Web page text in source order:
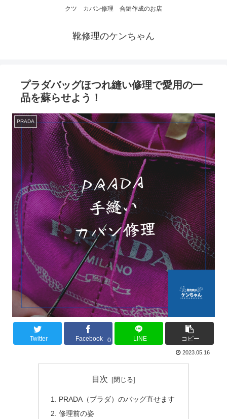
クツ カバン修理 合鍵作成のお店
靴修理のケンちゃん
プラダバッグほつれ縫い修理で愛用の一
品を蘇らせよう！
PRADA
Twitter Facebook 0 LINE コピー
2023.05.16
目次
PRADA（プラダ）のバッグ直せます
修理前の姿